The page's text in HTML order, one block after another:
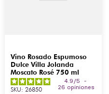
Vino Rosado Espumoso
Dulce Villa Jolanda
Moscato Rosé 750 ml
4.9 /5
-
26 opiniones
SKU: 26850